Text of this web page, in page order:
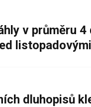
v průměru
dluhopisů